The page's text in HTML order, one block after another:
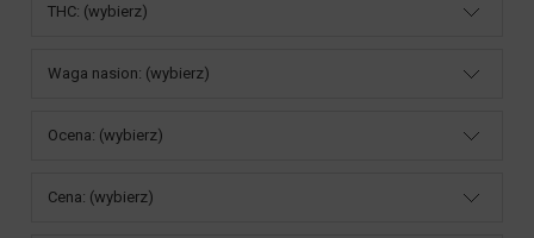
THC: (wybierz)
Waga nasion: (wybierz)
Ocena: (wybierz)
Cena: (wybierz)